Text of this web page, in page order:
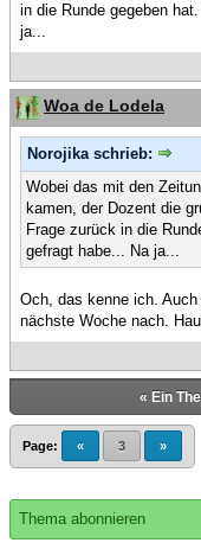
in die Runde gegeben
ja...
Woa de Lodela
Norojika schrieb:
Wobei das mit den
kamen, der Dozent die
Frage zurück in die
gefragt habe... Na ja...
Och, das kenne ich.
nächste Woche nach.
« Ein
Page: « 3 »
Thema abonnieren